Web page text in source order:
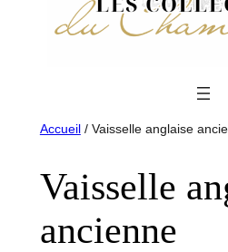
Accueil/ Vaisselle anglaise
Vaisselle
ancienne